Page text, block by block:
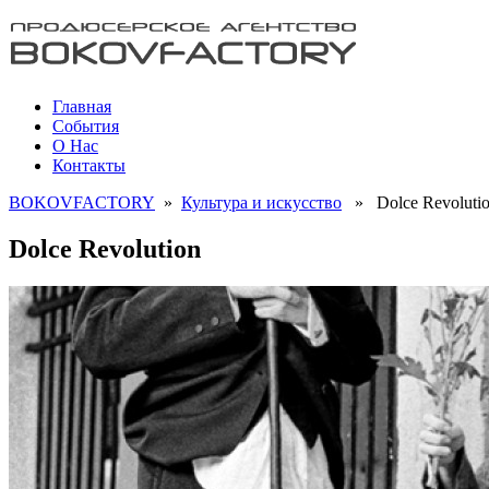
Главная
События
О Нас
Контакты
BOKOVFACTORY » Культура и искусство » Dolce
Dolce Revolution